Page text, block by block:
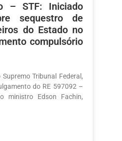
– STF: Iniciado
sequestro de
do Estado no
compulsório
Tribunal Federal,
do RE 597092 –
ministro Edson Fachin,